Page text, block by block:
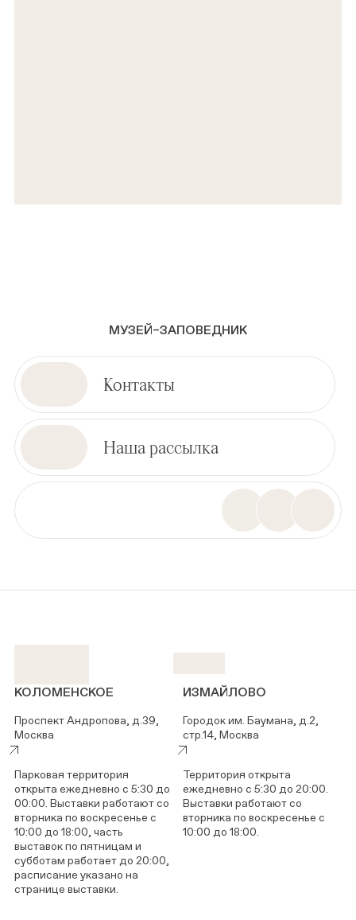
МУЗЕЙ–ЗАПОВЕДНИК
Контакты
Наша рассылка
КОЛОМЕНСКОЕ
Проспект Андропова, д.39,
Москва
Парковая территория
открыта ежедневно с 5:30 до
00:00. Выставки работают со
вторника по воскресенье с
10:00 до 18:00, часть
выставок по пятницам и
субботам работает до 20:00,
расписание указано на
странице выставки.
ИЗМАЙЛОВО
Городок им. Баумана, д.2,
стр.14, Москва
Территория открыта
ежедневно с 5:30 до 20:00.
Выставки работают со
вторника по воскресенье с
10:00 до 18:00.